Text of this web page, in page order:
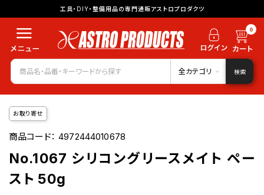
工具・DIY・整備用品の専門通販アストロプロダクツ
0
全カテゴリ 検索
お取り寄せ
商品コード：4972444010678
No.1067 シリコングリースメイト ペー
スト 50g